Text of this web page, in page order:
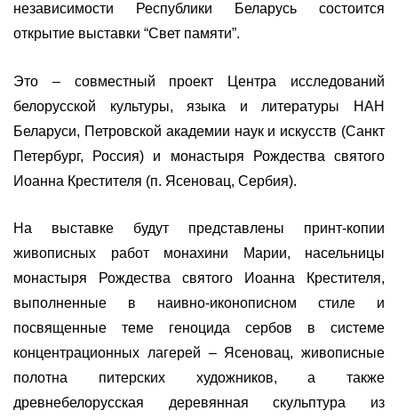
независимости Республики Беларусь состоится
открытие выставки “Свет памяти”.
Это – совместный проект Центра исследований
белорусской культуры, языка и литературы НАН
Беларуси, Петровской академии наук и искусств (Санкт
Петербург, Россия) и монастыря Рождества святого
Иоанна Крестителя (п. Ясеновац, Сербия).
На выставке будут представлены принт-копии
живописных работ монахини Марии, насельницы
монастыря Рождества святого Иоанна Крестителя,
выполненные в наивно-иконописном стиле и
посвященные теме геноцида сербов в системе
концентрационных лагерей – Ясеновац, живописные
полотна питерских художников, а также
древнебелорусская деревянная скульптура из